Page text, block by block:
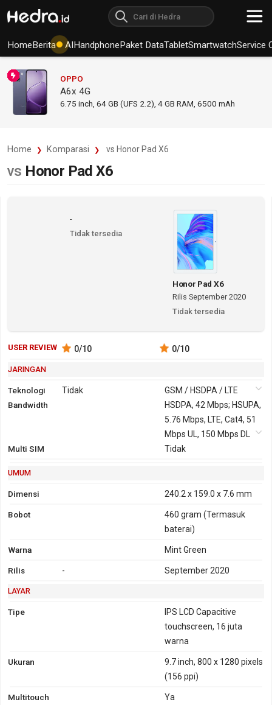
HomeBerita AIHandphonePaket DataTabletSmartwatchService
OPPO
A6x 4G
6.75 inch, 64 GB (UFS 2.2), 4 GB RAM 6500 mAh
Home Komparasi vs Honor Pad X6
vs Honor Pad X6
-
Tidak tersedia
Honor Pad X6
Rilis September 2020
Tidak tersedia
USER REVIEW 0/10 0/10
JARINGAN
Teknologi Tidak
GSM / HSDPA / LTE
2G
HSDPA
850, 900,
2100
GPRS Ya
Bandwidth
HSDPA, 42 Mbps; HSUPA,
5.76 Mbps, LTE, Cat4, 51
Mbps UL, 150 Mbps DL
Multi SIM
Tidak
UMUM
Dimensi 240.2 x 159.0 x 7.6 mm
Bobot 460 gram (Termasuk
baterai)
Warna Mint Green
Rilis - September 2020
LAYAR
Tipe
IPS LCD Capacitive
touchscreen, 16 juta
warna
Ukuran
9.7 inch, 800 x 1280 pixels
(156 ppi)
Multitouch Ya